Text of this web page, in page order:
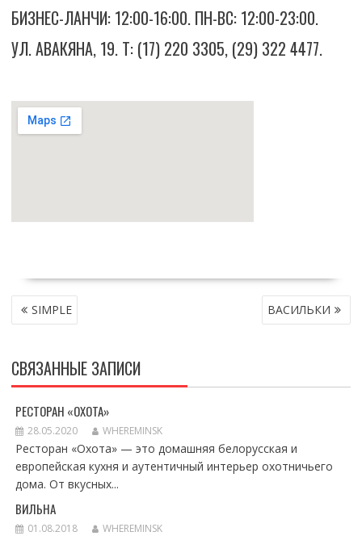
БИЗНЕС-ЛАНЧИ: 12:00-16:00. ПН-ВС: 12:00-23:00.
УЛ. АВАКЯНА, 19. Т: (17) 220 3305, (29) 322 4477.
НАВИГАЦИЯ
ПО SIMPLE ВАСИЛЬКИ
СВЯЗАННЫЕ ЗАПИСИ
РЕСТОРАН «ОХОТА»
28.05.2020 WHEREMINSK
Ресторан «Охота» — это домашняя белорусская и
европейская кухня и аутентичный интерьер охотничьего
дома. От вкусных...
ВИЛЬНА
01.08.2018 WHEREMINSK